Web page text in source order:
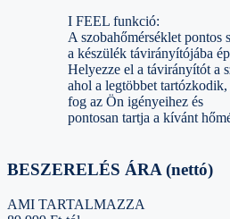
I FEEL funkció:
A szobahőmérséklet pontos
a készülék távirányítójába
Helyezze el a távirányítót a
ahol a legtöbbet tartózkodik,
fog az Ön igényeihez és
pontosan tartja a kívánt
BESZERELÉS ÁRA (nettó)
AMI TARTALMAZZA